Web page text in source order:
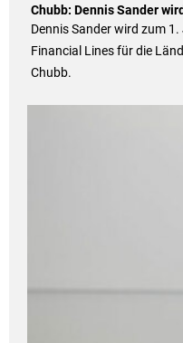
Chubb: Dennis Sander
Dennis Sander wird zum
Financial Lines für die
Chubb.